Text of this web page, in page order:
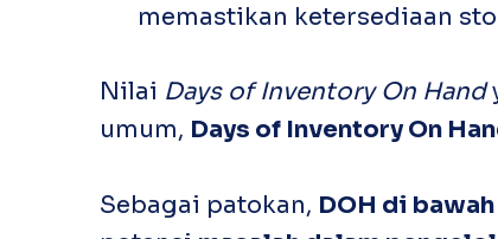
memastikan ketersediaan
Nilai Days of Inventory On Hand
umum, Days of Inventory On
Sebagai patokan, DOH di